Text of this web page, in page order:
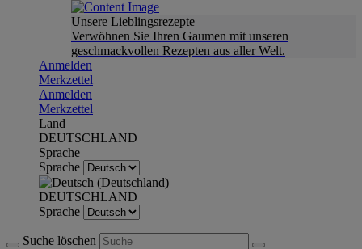
Unsere Lieblingsrezepte
Verwöhnen Sie Ihren Gaumen mit unseren
geschmackvollen Rezepten aus aller Welt.
Anmelden
Merkzettel
Anmelden
Merkzettel
Land
DEUTSCHLAND
Sprache
Sprache
DEUTSCHLAND
Sprache
Suche löschen